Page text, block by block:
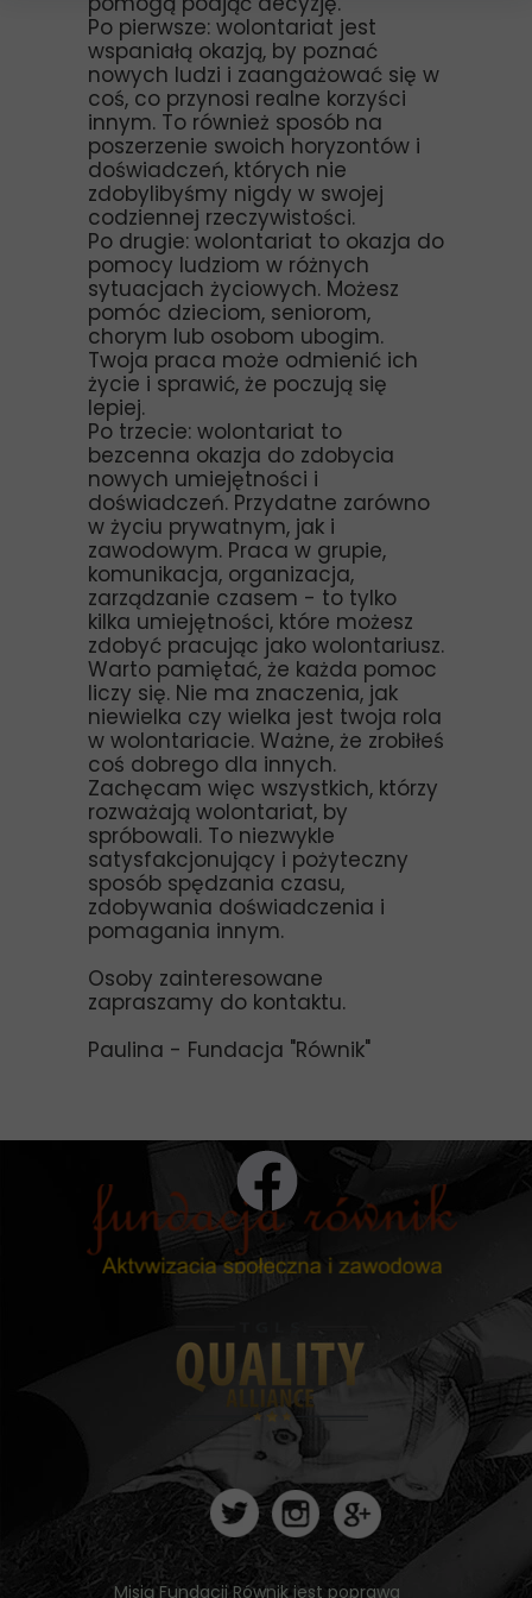
Po pierwsze: wolontariat jest
wspaniałą okazją, by poznać
nowych ludzi i zaangażować się w
coś, co przynosi realne korzyści
innym. To również sposób na
poszerzenie swoich horyzontów i
doświadczeń, których nie
zdobylibyśmy nigdy w swojej
codziennej rzeczywistości.
Po drugie: wolontariat to okazja do
pomocy ludziom w różnych
sytuacjach życiowych. Możesz
pomóc dzieciom, seniorom,
chorym lub osobom ubogim.
Twoja praca może odmienić ich
życie i sprawić, że poczują się
lepiej.
Po trzecie: wolontariat to
bezcenna okazja do zdobycia
nowych umiejętności i
doświadczeń. Przydatne zarówno
w życiu prywatnym, jak i
zawodowym. Praca w grupie,
komunikacja, organizacja,
zarządzanie czasem - to tylko
kilka umiejętności, które możesz
zdobyć pracując jako wolontariusz.
Warto pamiętać, że każda pomoc
liczy się. Nie ma znaczenia, jak
niewielka czy wielka jest twoja rola
w wolontariacie. Ważne, że zrobiłeś
coś dobrego dla innych.
Zachęcam więc wszystkich, którzy
rozważają wolontariat, by
spróbowali. To niezwykle
satysfakcjonujący i pożyteczny
sposób spędzania czasu,
zdobywania doświadczenia i
pomagania innym.
Osoby zainteresowane
zapraszamy do kontaktu.
Paulina - Fundacja "Równik"
Misją Fundacji Równik jest poprawa